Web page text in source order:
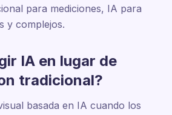
para mediciones, IA para
y complejos.
IA en lugar de
tradicional?
basada en IA cuando los